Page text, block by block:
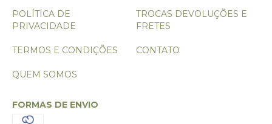
POLÍTICA DE
PRIVACIDADE
TROCAS DEVOLUÇÕES E
FRETES
TERMOS E CONDIÇÕES CONTATO
QUEM SOMOS
FORMAS DE ENVIO